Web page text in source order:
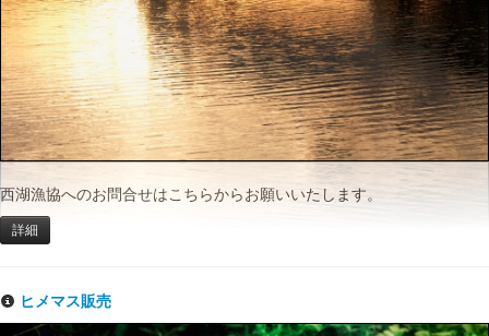
西湖漁協へのお問合せはこちらからお願いいたします。
詳細
ヒメマス販売